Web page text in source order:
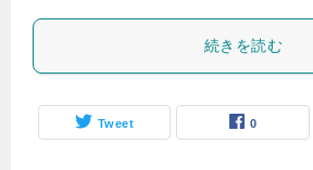
続きを読む
Tweet 0